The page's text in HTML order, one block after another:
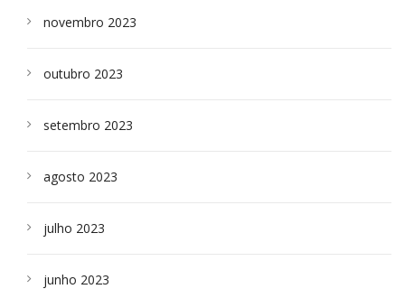
novembro 2023
outubro 2023
setembro 2023
agosto 2023
julho 2023
junho 2023